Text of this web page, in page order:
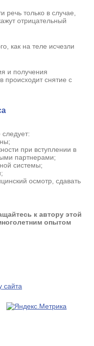
только в случае,
отрицательный
как на теле исчезли
и получения
происходит снятие с
при вступлении в
партнерами;
системы;
осмотр, сдавать
к автору этой
опытом
сайта